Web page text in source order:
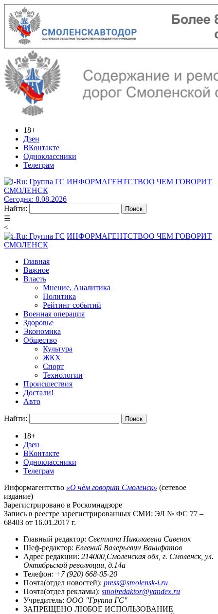
18+
Дзен
ВКонтакте
Одноклассники
Телеграм
ИНФОРМАГЕНТСТВОО ЧЕМ ГОВОРИТ
СМОЛЕНСК
Сегодня: 8.08.2026
Найти:
☰
<
ИНФОРМАГЕНТСТВОО ЧЕМ ГОВОРИТ
СМОЛЕНСК
Главная
Важное
Власть
Мнение, Аналитика
Политика
Рейтинг событий
Военная операция
Здоровье
Экономика
Общество
Культура
ЖКХ
Спорт
Технологии
Происшествия
Достали!
Авто
Найти:
18+
Дзен
ВКонтакте
Одноклассники
Телеграм
Информагентство «О чём говорит Смоленск» (сетевое
издание)
Зарегистрировано в Роскомнадзоре
Запись в реестре зарегистрированных СМИ: ЭЛ № ФС 77 –
68403 от 16.01.2017 г.
Главный редактор: Светлана Николаевна Савенок
Шеф-редактор: Евгений Валерьевич Ванифатов
Адрес редакции: 214000,Смоленская обл, г. Смоленск, ул.
Октябрьской революции, д.14а
Телефон: +7 (920) 668-05-20
Почта(отдел новостей): press@smolensk-i.ru
Почта(отдел рекламы): smolredaktor@yandex.ru
Учредитель: ООО "Группа ГС"
ЗАПРЕЩЕНО ЛЮБОЕ ИСПОЛЬЗОВАНИЕ